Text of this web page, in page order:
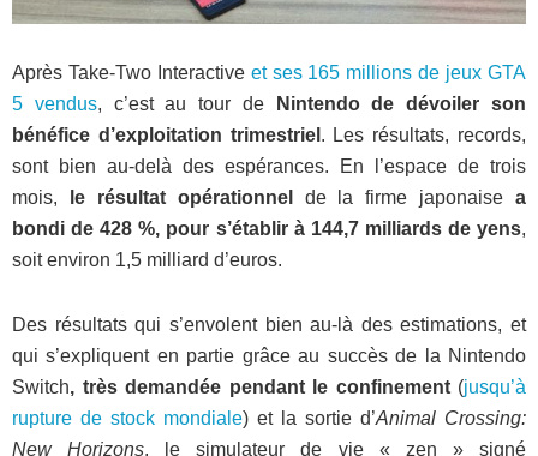
Après Take-Two Interactive et ses 165 millions de jeux GTA
5 vendus, c’est au tour de Nintendo de
dévoiler son
bénéfice d’exploitation trimestriel . Les résultats, records,
sont bien au-delà des espérances. En l’espace de trois
mois,
le résultat opérationnel de la firme japonaise a
bondi de 428 %, pour s’établir à 144,7 milliards de yens,
soit environ 1,5 milliard d’euros.
Des résultats qui s’envolent bien au-là des estimations, et
qui s’expliquent en partie grâce au succès de la Nintendo
Switch, très demandée pendant le confinement(jusqu’à
rupture de stock mondiale) et la sortie d’Animal Crossing:
New Horizons, le simulateur de vie « zen » signé